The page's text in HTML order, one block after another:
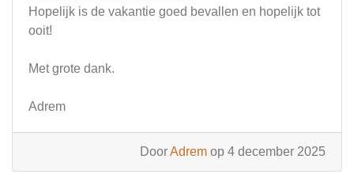
Hopelijk is de vakantie goed bevallen en hopelijk tot
ooit!
Met grote dank.
Adrem
DoorAdrem op 4 december 2025